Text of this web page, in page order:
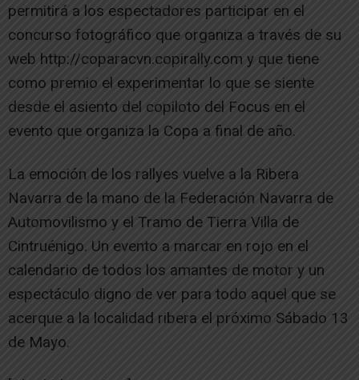
permitirá a los espectadores participar en el
concurso fotográfico que organiza a través de su
web http://coparacvn.copirally.com y que tiene
como premio el experimentar lo que se siente
desde el asiento del copiloto del Focus en el
evento que organiza la Copa a final de año.
La emoción de los rallyes vuelve a la Ribera
Navarra de la mano de la Federación Navarra de
Automovilismo y el Tramo de Tierra Villa de
Cintruénigo. Un evento a marcar en rojo en el
calendario de todos los amantes de motor y un
espectáculo digno de ver para todo aquel que se
acerque a la localidad ribera el próximo Sábado 13
de Mayo.